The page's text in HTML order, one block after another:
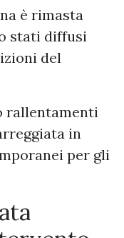
è rimasta
stati diffusi
del
rallentamenti
in
per gli